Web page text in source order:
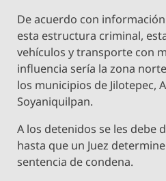
De acuerdo con
esta estructura criminal,
vehículos y transporte con
influencia sería la zona
los municipios de Jilotepec,
Soyaniquilpan.
A los detenidos se les debe
hasta que un Juez
sentencia de condena.